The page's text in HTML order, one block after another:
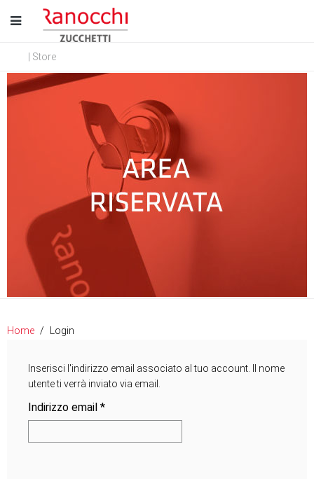
| Store
Home Login
Inserisci l'indirizzo email associato al tuo account. Il nome
utente ti verrà inviato via email.
Indirizzo email *